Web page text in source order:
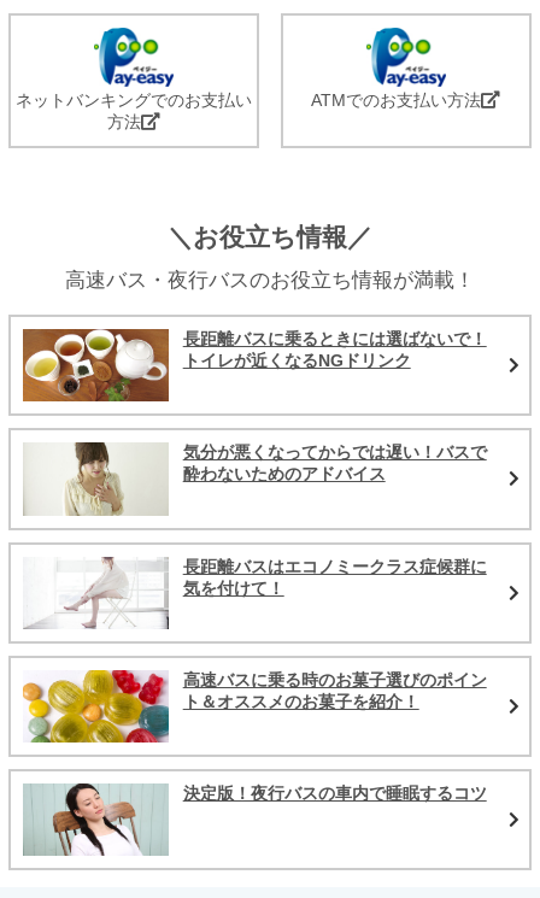
ネットバンキングでのお支払い
方法
ATMでのお支払い方法
＼お役立ち情報／
高速バス・夜行バスのお役立ち情報が満載！
長距離バスに乗るときには選ばないで！
トイレが近くなるNGドリンク
気分が悪くなってからでは遅い！バスで
酔わないためのアドバイス
長距離バスはエコノミークラス症候群に
気を付けて！
高速バスに乗る時のお菓子選びのポイン
ト＆オススメのお菓子を紹介！
決定版！夜行バスの車内で睡眠するコツ